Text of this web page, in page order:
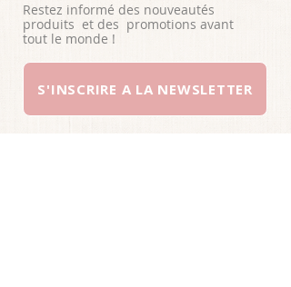
Restez informé des nouveautés
produits et des promotions avant
tout le monde !
S'INSCRIRE A LA NEWSLETTER